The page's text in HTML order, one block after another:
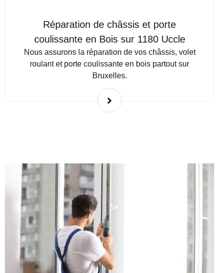
Réparation de châssis et porte
coulissante en Bois sur 1180 Uccle
Nous assurons la réparation de vos châssis, volet
roulant et porte coulissante en bois partout sur
Bruxelles.